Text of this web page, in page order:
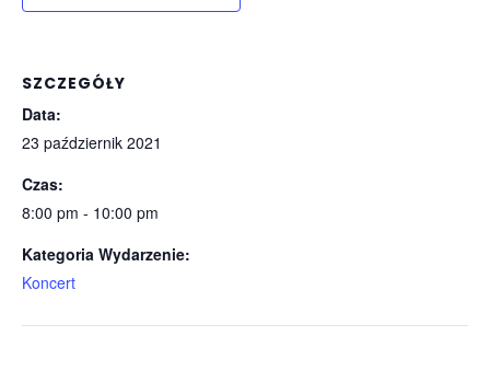
SZCZEGÓŁY
Data:
23 październik 2021
Czas:
8:00 pm - 10:00 pm
Kategoria Wydarzenie:
Koncert